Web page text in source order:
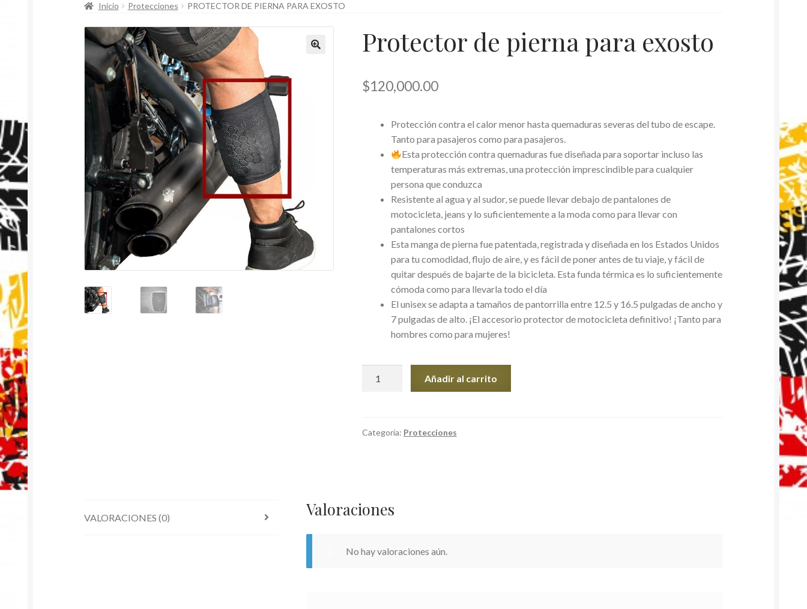
Inicio Protecciones PROTECTOR DE PIERNA PARA EXOSTO
Protector de pierna para exosto
$120,000.00
Protección contra el calor menor hasta quemaduras severas del tubo de escape.
Tanto para pasajeros como para pasajeros.
Esta protección contra quemaduras fue diseñada para soportar incluso las
temperaturas más extremas, una protección imprescindible para cualquier
persona que conduzca
Resistente al agua y al sudor, se puede llevar debajo de pantalones de
motocicleta, jeans y lo suficientemente a la moda como para llevar con
pantalones cortos
Esta manga de pierna fue patentada, registrada y diseñada en los Estados Unidos
para tu comodidad, flujo de aire, y es fácil de poner antes de tu viaje, y fácil de
quitar después de bajarte de la bicicleta. Esta funda térmica es lo suficientemente
cómoda como para llevarla todo el día
El unisex se adapta a tamaños de pantorrilla entre 12.5 y 16.5 pulgadas de ancho y
7 pulgadas de alto. ¡El accesorio protector de motocicleta definitivo! ¡Tanto para
hombres como para mujeres!
exosto
Añadir al carrito
Categoría: Protecciones
VALORACIONES (0) Valoraciones
No hay valoraciones aún.